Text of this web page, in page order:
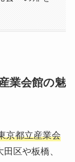
業会館の魅
京都立産業会
区や板橋、